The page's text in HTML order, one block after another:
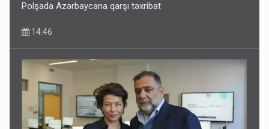
Polşada Azərbaycana qarşı təxribat
14:46